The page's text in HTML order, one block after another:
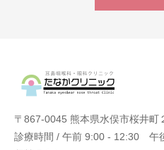
〒867-0045 熊本県水俣市桜井町
診療時間 / 午前 9:00 - 12:30 午